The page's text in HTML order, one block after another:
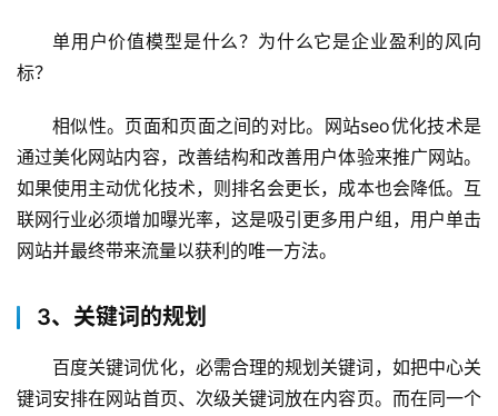
单用户价值模型是什么？为什么它是企业盈利的风向
标？
相似性。页面和页面之间的对比。网站seo优化技术是
通过美化网站内容，改善结构和改善用户体验来推广网站。
如果使用主动优化技术，则排名会更长，成本也会降低。互
联网行业必须增加曝光率，这是吸引更多用户组，用户单击
网站并最终带来流量以获利的唯一方法。
3、关键词的规划
百度关键词优化，必需合理的规划关键词，如把中心关
键词安排在网站首页、次级关键词放在内容页。而在同一个